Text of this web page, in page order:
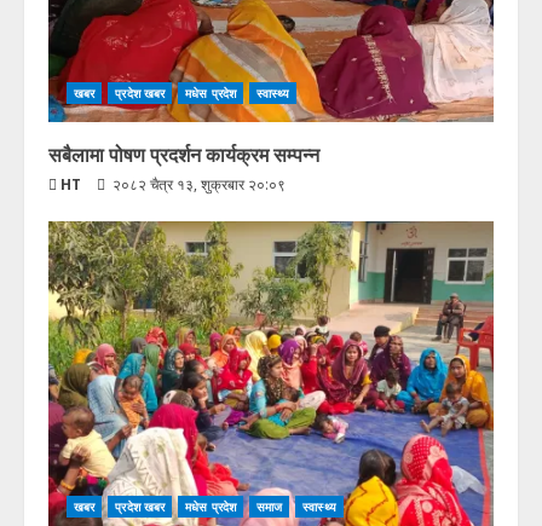
खबर प्रदेश खबर मधेस प्रदेश स्वास्थ्य
सबैलामा पोषण प्रदर्शन कार्यक्रम सम्पन्न
HT २०८२ चैत्र १३, शुक्रबार २०:०९
खबर प्रदेश खबर मधेस प्रदेश समाज स्वास्थ्य